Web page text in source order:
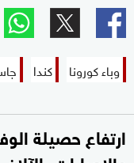
وباء كورونا كندا
ارتفاع حصيلة